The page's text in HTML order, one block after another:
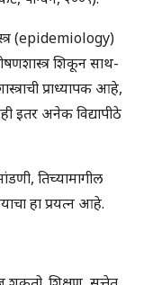
(epidemiology)
शिकून साथ-
प्राध्यापक आहे,
इतर अनेक विद्यापीठे
तिच्यामागील
हा प्रयत्न आहे.